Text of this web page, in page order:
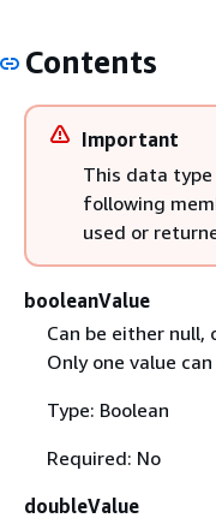
Contents
Important
This data type
following
used or
booleanValue
Can be either null,
Only one value
Type: Boolean
Required: No
doubleValue